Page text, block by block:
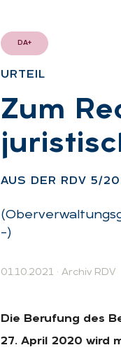
DA+
UR­TEIL
:
Zum
AUS DER RDV 5/
–)
01.10.2021 · Archiv RDV
Die Berufung des
27. April 2020 wird